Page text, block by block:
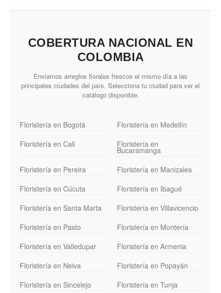
COBERTURA NACIONAL EN
COLOMBIA
Enviamos arreglos florales frescos el mismo día a las
principales ciudades del país. Selecciona tu ciudad para ver el
catálogo disponible.
Floristería en Bogotá
Floristería en Medellín
Floristería en Cali
Floristería en
Bucaramanga
Floristería en Pereira
Floristería en Manizales
Floristería en Cúcuta
Floristería en Ibagué
Floristería en Santa Marta
Floristería en Villavicencio
Floristería en Pasto
Floristería en Montería
Floristería en Valledupar
Floristería en Armenia
Floristería en Neiva
Floristería en Popayán
Floristería en Sincelejo
Floristería en Tunja